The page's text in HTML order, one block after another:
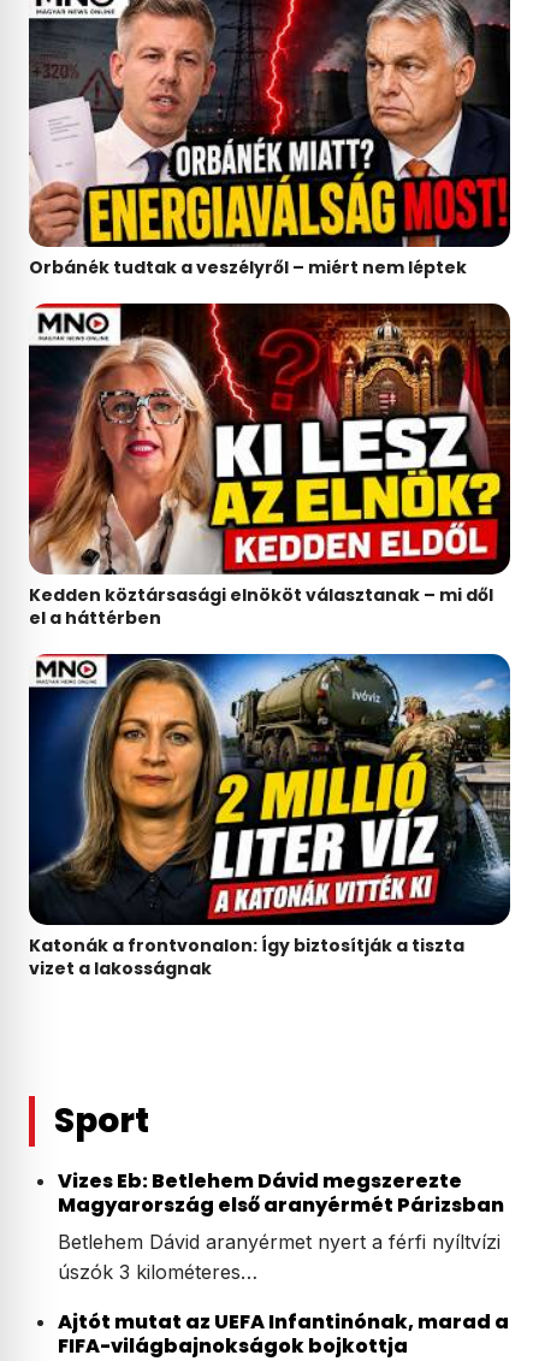
Orbánék tudtak a veszélyről – miért nem léptek
Kedden köztársasági elnököt választanak – mi dől
el a háttérben
Katonák a frontvonalon: Így biztosítják a tiszta
vizet a lakosságnak
Sport
Vizes Eb: Betlehem Dávid megszerezte
Magyarország első aranyérmét Párizsban
Betlehem Dávid aranyérmet nyert a férfi nyíltvízi
úszók 3 kilométeres…
Ajtót mutat az UEFA Infantinónak, marad a
FIFA-világbajnokságok bojkottja